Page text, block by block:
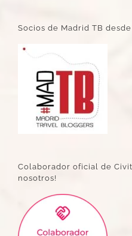
Socios de Madrid TB
Colaborador oficial de
nosotros!